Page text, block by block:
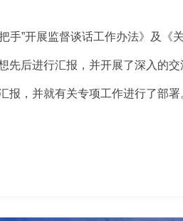
手”开展监督谈话工作办法》及《
后进行汇报，并开展了深入的交
，并就有关专项工作进行了部署